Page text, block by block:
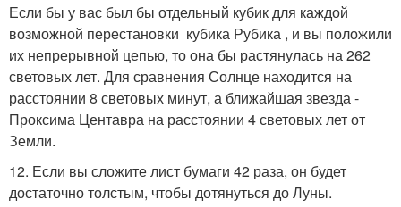
Если бы у вас был бы отдельный кубик для каждой
возможной перестановки кубика Рубика , и вы положили
их непрерывной цепью, то она бы растянулась на 262
световых лет. Для сравнения Солнце находится на
расстоянии 8 световых минут, а ближайшая звезда -
Проксима Центавра на расстоянии 4 световых лет от
Земли.
12. Если вы сложите лист бумаги 42 раза, он будет
достаточно толстым, чтобы дотянуться до Луны.